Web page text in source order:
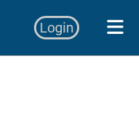
Login